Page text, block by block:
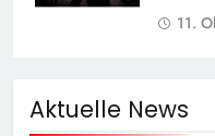
11.
Aktuelle News